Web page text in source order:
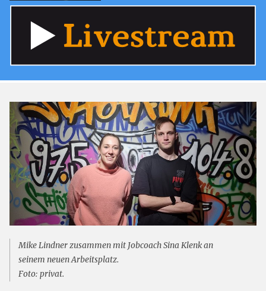
Mike Lindner zusammen mit Jobcoach Sina Klenk an
seinem neuen Arbeitsplatz.
Foto: privat.